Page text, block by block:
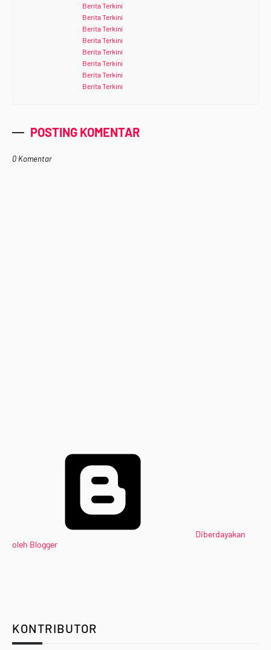
Berita Terkini
Berita Terkini
Berita Terkini
Berita Terkini
Berita Terkini
Berita Terkini
Berita Terkini
Berita Terkini
POSTING KOMENTAR
0 Komentar
Diberdayakan
oleh Blogger
KONTRIBUTOR